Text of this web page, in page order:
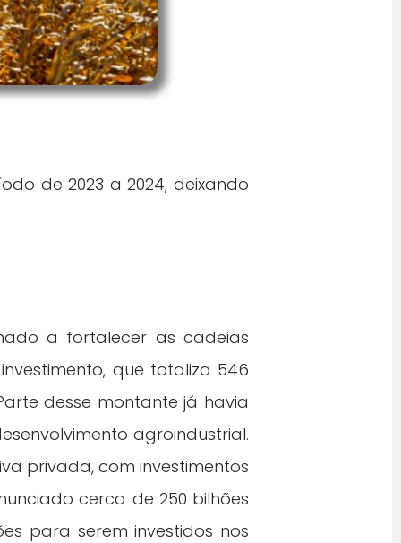
de 2023 a 2024, deixando
a fortalecer as cadeias
que totaliza 546
desse montante já havia
agroindustrial.
privada, com investimentos
cerca de 250 bilhões
para serem investidos nos